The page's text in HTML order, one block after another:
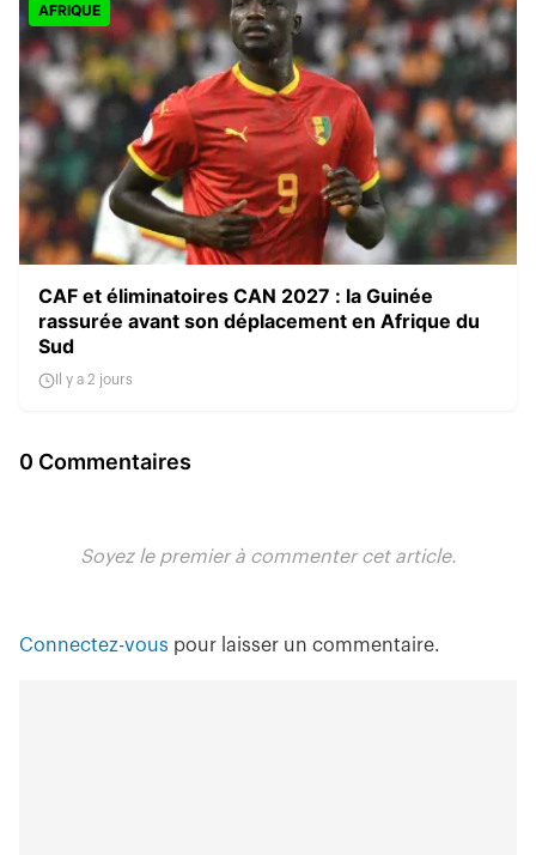
AFRIQUE
CAF et éliminatoires CAN 2027 : la Guinée
rassurée avant son déplacement en Afrique du
Sud
Il y a 2 jours
0 Commentaires
Soyez le premier à commenter cet article.
Connectez-vous pour laisser un commentaire.